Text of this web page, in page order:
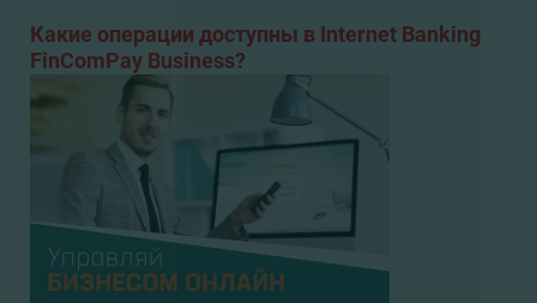
Какие операции доступны в Internet Banking
FinComPay Business?